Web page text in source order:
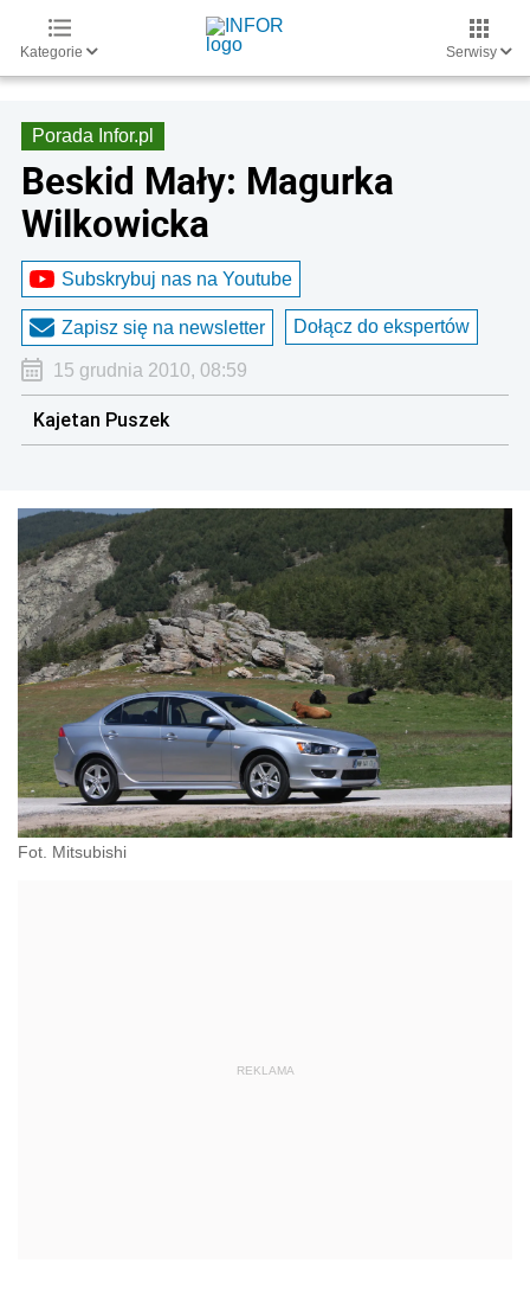
Kategorie Serwisy
Porada Infor.pl
Beskid Mały: Magurka
Wilkowicka
Subskrybuj nas na Youtube
Zapisz się na newsletter Dołącz do ekspertów
15 grudnia 2010, 08:59
Kajetan Puszek
Fot. Mitsubishi